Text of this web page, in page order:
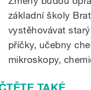
základní školy
vystěhovávat
příčky, učebny
mikroskopy,